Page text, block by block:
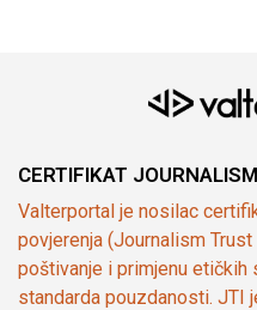
CERTIFIKAT
Valterportal je nosilac
povjerenja (Journalism
poštivanje i primjenu etičkih
standarda pouzdanosti. JTI